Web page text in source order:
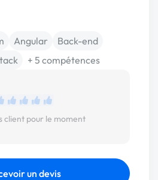
Angular
Back-end
+ 5 compétences
client pour le moment
un devis